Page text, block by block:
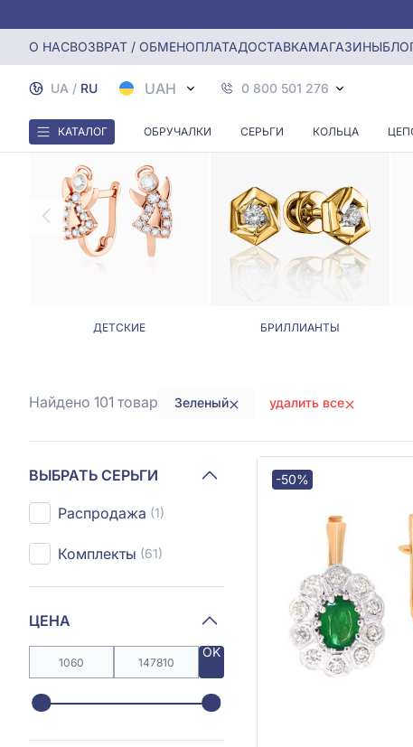
О НАСВОЗВРАТ / ОБМЕНОПЛАТАДОСТАВКАМАГАЗИНЫ
UA / RU UAH 0 800 501 276
КАТАЛОГ ОБРУЧАЛКИ СЕРЬГИ КОЛЬЦА
Главная Серьги Серьги с зелеными камнями
ДЕТСКИЕ БРИЛЛИАНТЫ
Найдено 101 товар Зеленый удалить все
ВЫБРАТЬ СЕРЬГИ
Распродажа (1)
Комплекты (61)
ЦЕНА
OK
-50%